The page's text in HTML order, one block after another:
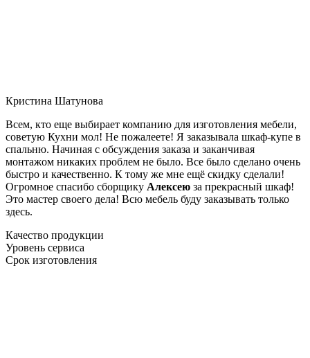
Кристина Шатунова
Всем, кто еще выбирает компанию для изготовления мебели,
советую Кухни мол! Не пожалеете! Я заказывала шкаф-купе в
спальню. Начиная с обсуждения заказа и заканчивая
монтажом никаких проблем не было. Все было сделано очень
быстро и качественно. К тому же мне ещё скидку сделали!
Огромное спасибо сборщику Алексею за прекрасный шкаф!
Это мастер своего дела! Всю мебель буду заказывать только
здесь.
Качество продукции
Уровень сервиса
Срок изготовления